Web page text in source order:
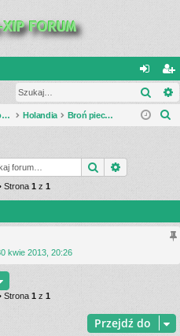
al
og
ar
ej
ę
Opublikowane zestawienia Holandia Broń piechoty
j
Szukaj
Strona 1 z 1
kwie 2013, 20:26
Strona 1 z 1
Przejdź do